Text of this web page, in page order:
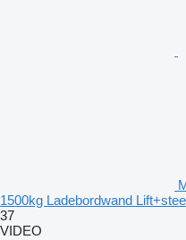
1500kg Ladebordwand
37
VIDEO